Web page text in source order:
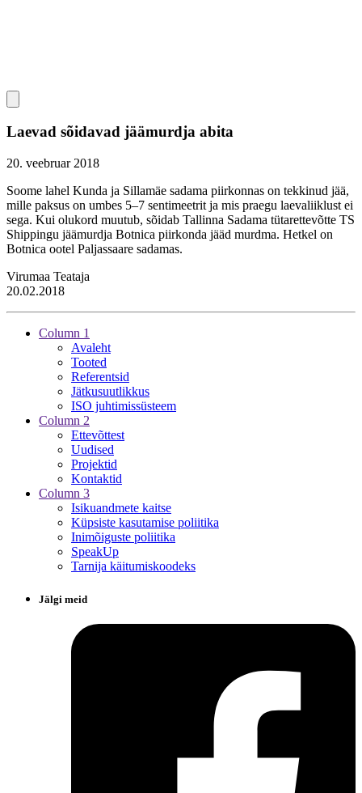
Laevad sõidavad jäämurdja abita
20. veebruar 2018
Soome lahel Kunda ja Sillamäe sadama piirkonnas on tekkinud jää,
mille paksus on umbes 5–7 sentimeetrit ja mis praegu laevaliiklust ei
sega. Kui olukord muutub, sõidab Tallinna Sadama tütarettevõtte TS
Shippingu jäämurdja Botnica piirkonda jääd murdma. Hetkel on
Botnica ootel Paljassaare sadamas.
Virumaa Teataja
20.02.2018
Column 1
Avaleht
Tooted
Referentsid
Jätkusuutlikkus
ISO juhtimissüsteem
Column 2
Ettevõttest
Uudised
Projektid
Kontaktid
Column 3
Isikuandmete kaitse
Küpsiste kasutamise poliitika
Inimõiguste poliitika
SpeakUp
Tarnija käitumiskoodeks
Jälgi meid